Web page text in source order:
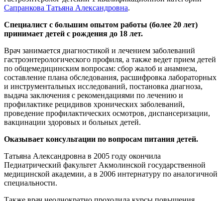
Сапранкова Татьяна Александровна.
Специалист с большим опытом работы (более 20 лет)
принимает детей с рождения до 18 лет.
Врач занимается диагностикой и лечением заболеваний
гастроэнтерологического профиля, а также ведет прием детей
по общемедицинским вопросам: сбор жалоб и анамнеза,
составление плана обследования, расшифровка лабораторных
и инструментальных исследований, постановка диагноза,
выдача заключения с рекомендациями по лечению и
профилактике рецидивов хронических заболеваний,
проведение профилактических осмотров, диспансеризации,
вакцинации здоровых и больных детей.
Оказывает консультации по вопросам питания детей.
Татьяна Александровна в 2005 году окончила
Педиатрический факультет Акмолинской государственной
медицинской академии, а в 2006 интернатуру по аналогичной
специальности.